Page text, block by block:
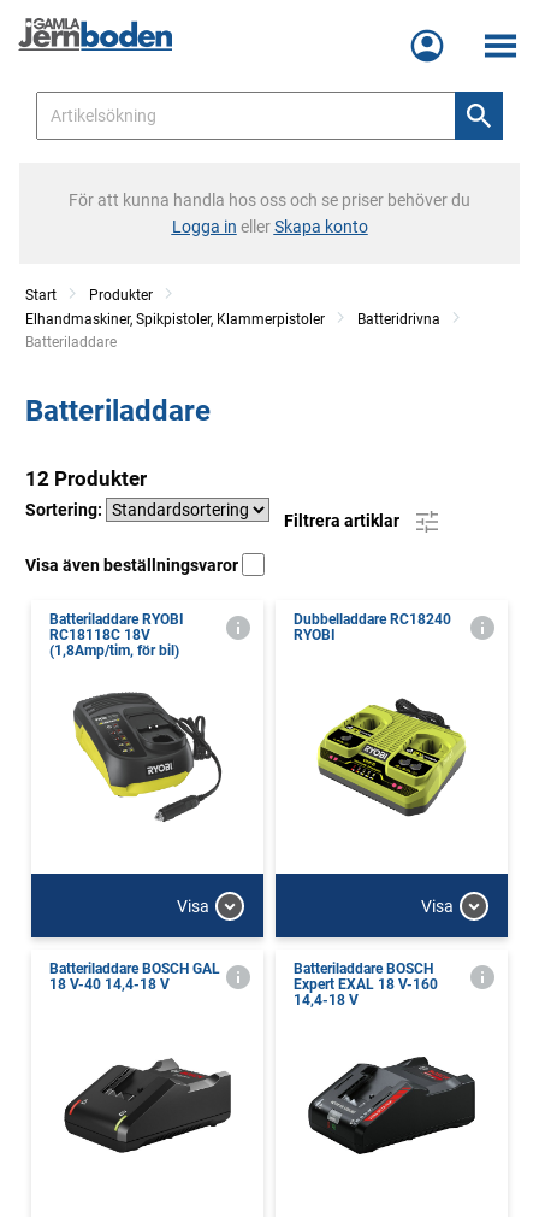
Meny
För att kunna handla hos oss och se priser behöver du
Logga in ellerSkapa konto
Start
Produkter
Elhandmaskiner, Spikpistoler, Klammerpistoler
Batteridrivna
Current:
Batteriladdare
Batteriladdare
12 Produkter
Sortering:
Filtrera artiklar
Visa även beställningsvaror
Batteriladdare RYOBI
RC18118C 18V
(1,8Amp/tim, för bil)
Visa
Dubbelladdare RC18240
RYOBI
Visa
Batteriladdare BOSCH GAL
18 V-40 14,4-18 V
Batteriladdare BOSCH
Expert EXAL 18 V-160
14,4-18 V